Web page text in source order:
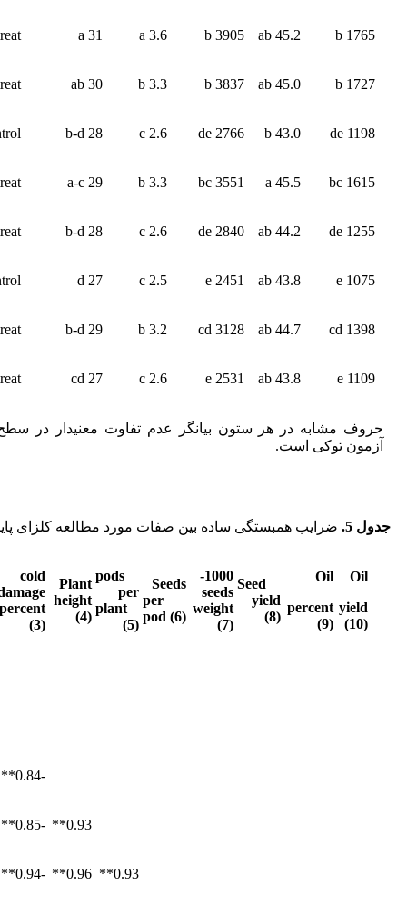
1765 b
45.2 ab
3905 b
3.6 a
31 a
1727 b
45.0 ab
3837 b
3.3 b
30 ab
1198 de
43.0 b
2766 de
2.6 c
28 b-d
1615 bc
45.5 a
3551 bc
3.3 b
29 a-c
1255 de
44.2 ab
2840 de
2.6 c
28 b-d
1075 e
43.8 ab
2451 e
2.5 c
27 d
1398 cd
44.7 ab
3128 cd
3.2 b
29 b-d
1109 e
43.8 ab
2531 e
2.6 c
27 cd
حروف مشابه در هر ستون بیان­گر عدم تفاوت معنی­دار در
آزمون توکی است.
جدول 5. ضرایب همبستگی ساده بین صفات مورد مطالعه کلزای
Oil
yield
(10)
Oil
percent
(9)
Seed
yield
(8)
1000-
seeds
weight
(7)
Seeds
per
pod (6)
pods
per
plant
(5)
Plant
height
(4)
cold
percent
(3)
-0.84**
0.93**
-0.85**
0.93**
0.96**
-0.94**